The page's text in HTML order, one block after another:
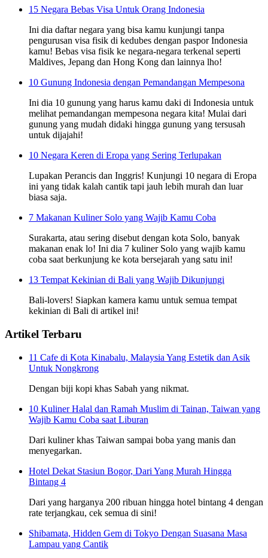
15 Negara Bebas Visa Untuk Orang Indonesia
Ini dia daftar negara yang bisa kamu kunjungi tanpa
pengurusan visa fisik di kedubes dengan paspor Indonesia
kamu! Bebas visa fisik ke negara-negara terkenal seperti
Maldives, Jepang dan Hong Kong dan lainnya lho!
10 Gunung Indonesia dengan Pemandangan Mempesona
Ini dia 10 gunung yang harus kamu daki di Indonesia untuk
melihat pemandangan mempesona negara kita! Mulai dari
gunung yang mudah didaki hingga gunung yang tersusah
untuk dijajahi!
10 Negara Keren di Eropa yang Sering Terlupakan
Lupakan Perancis dan Inggris! Kunjungi 10 negara di Eropa
ini yang tidak kalah cantik tapi jauh lebih murah dan luar
biasa saja.
7 Makanan Kuliner Solo yang Wajib Kamu Coba
Surakarta, atau sering disebut dengan kota Solo, banyak
makanan enak lo! Ini dia 7 kuliner Solo yang wajib kamu
coba saat berkunjung ke kota bersejarah yang satu ini!
13 Tempat Kekinian di Bali yang Wajib Dikunjungi
Bali-lovers! Siapkan kamera kamu untuk semua tempat
kekinian di Bali di artikel ini!
Artikel Terbaru
11 Cafe di Kota Kinabalu, Malaysia Yang Estetik dan Asik
Untuk Nongkrong
Dengan biji kopi khas Sabah yang nikmat.
10 Kuliner Halal dan Ramah Muslim di Tainan, Taiwan yang
Wajib Kamu Coba saat Liburan
Dari kuliner khas Taiwan sampai boba yang manis dan
menyegarkan.
Hotel Dekat Stasiun Bogor, Dari Yang Murah Hingga
Bintang 4
Dari yang harganya 200 ribuan hingga hotel bintang 4 dengan
rate terjangkau, cek semua di sini!
Shibamata, Hidden Gem di Tokyo Dengan Suasana Masa
Lampau yang Cantik